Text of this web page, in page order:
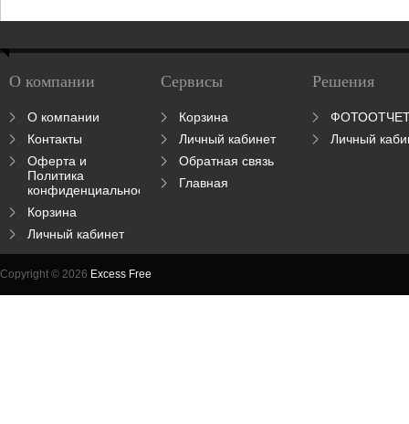
О компании
О компании
Контакты
Оферта и
Политика
конфиденциальности
Корзина
Личный кабинет
Сервисы
Корзина
Личный кабинет
Обратная связь
Главная
Решения
Личный
Copyright © 2026 Excess Free